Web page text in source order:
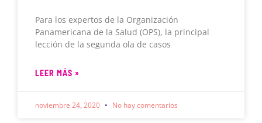
Para los expertos de la Organización
Panamericana de la Salud (OPS), la principal
lección de la segunda ola de casos
LEER MÁS »
noviembre 24, 2020 No hay comentarios